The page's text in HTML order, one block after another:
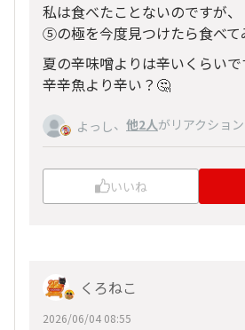
私は食べたことないのですが、
⑤の極を今度見つけたら食べて
夏の辛味噌よりは辛いくらい
辛辛魚より辛い？🤔
よっし、 他2人がリアクション
いいね
くろねこ
2026/06/04 08:55